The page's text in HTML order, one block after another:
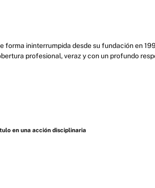
ininterrumpida desde su fundación en
profesional, veraz y con un profundo
en una acción disciplinaria